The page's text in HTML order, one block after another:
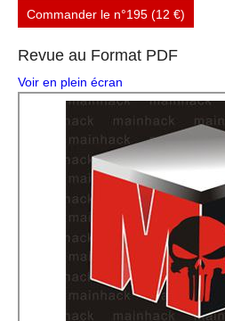
Commander le n°195 (12 €)
Revue au Format PDF
Voir en plein écran